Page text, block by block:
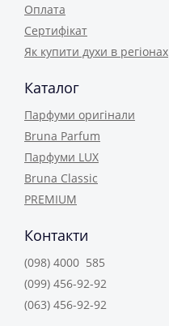
Оплата
Сертифікат
Як купити духи в регіонах
Каталог
Парфуми оригінали
Bruna Parfum
Парфуми LUX
Bruna Classic
PREMIUM
Контакти
(098) 4000 585
(099) 456-92-92
(063) 456-92-92